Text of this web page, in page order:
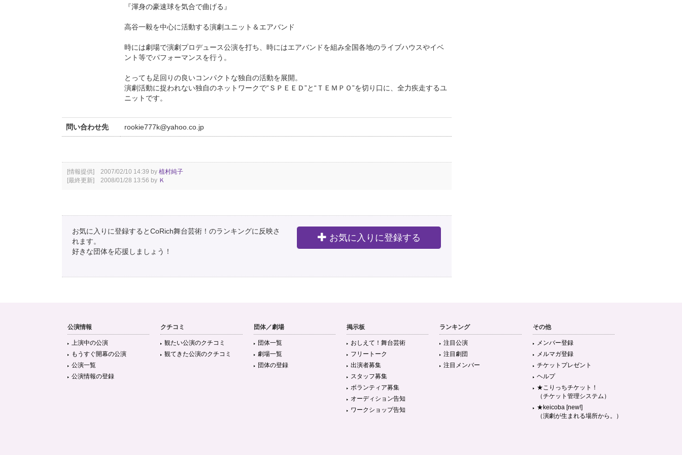
『渾身の豪速球を気合で曲げる』
高谷一毅を中心に活動する演劇ユニット＆エアバンド
時には劇場で演劇プロデュース公演を打ち、時にはエアバンドを組み全国各地のライブハウスやイベ
ント等でパフォーマンスを行う。
とっても足回りの良いコンパクトな独自の活動を展開。
演劇活動に捉われない独自のネットワークで“ＳＰＥＥＤ”と“ＴＥＭＰＯ”を切り口に、全力疾走するユ
ニットです。
問い合わせ先 rookie777k@yahoo.co.jp
[情報提供] 2007/02/10 14:39 by 植村純子
[最終更新] 2008/01/28 13:56 by Ｋ
お気に入りに登録するとCoRich舞台芸術！のランキングに反映さ
れます。
好きな団体を応援しましょう！
お気に入りに登録する
公演情報
上演中の公演
もうすぐ開幕の公演
公演一覧
公演情報の登録
クチコミ
観たい公演のクチコミ
観てきた公演のクチコミ
団体／劇場
団体一覧
劇場一覧
団体の登録
掲示板
おしえて！舞台芸術
フリートーク
出演者募集
スタッフ募集
ボランティア募集
オーディション告知
ワークショップ告知
ランキング
注目公演
注目劇団
注目メンバー
その他
メンバー登録
メルマガ登録
チケットプレゼント
ヘルプ
★こりっちチケット！
（チケット管理システム）
★keicoba [new!]
（演劇が生まれる場所から。）